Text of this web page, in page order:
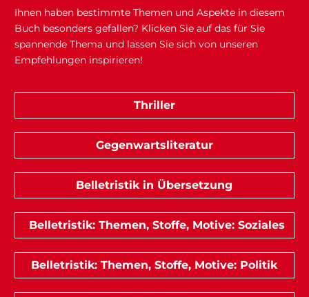
Ihnen haben bestimmte Themen und Aspekte in diesem
Buch besonders gefallen? Klicken Sie auf das für Sie
spannende Thema und lassen Sie sich von unseren
Empfehlungen inspirieren!
Thriller
Gegenwartsliteratur
Belletristik in Übersetzung
Belletristik: Themen, Stoffe, Motive: Soziales
Belletristik: Themen, Stoffe, Motive: Politik